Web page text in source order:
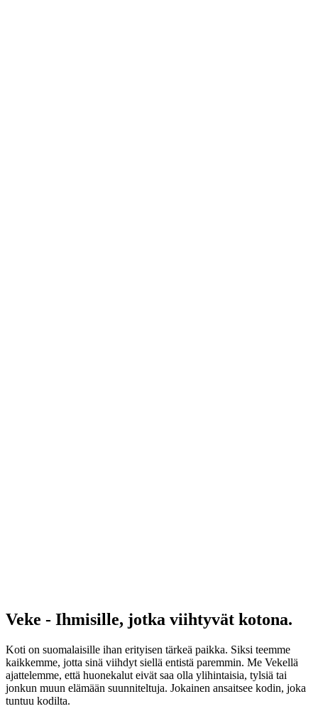
Veke - Ihmisille, jotka viihtyvät kotona.
Koti on suomalaisille ihan erityisen tärkeä paikka. Siksi teemme
kaikkemme, jotta sinä viihdyt siellä entistä paremmin. Me Vekellä
ajattelemme, että huonekalut eivät saa olla ylihintaisia, tylsiä tai
jonkun muun elämään suunniteltuja. Jokainen ansaitsee kodin, joka
tuntuu kodilta.